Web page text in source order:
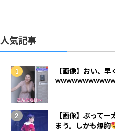
人気記事
【画像】おい、
【画像】ぶって
まう。しかも爆胸